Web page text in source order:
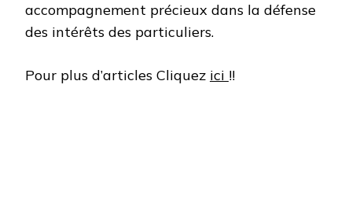
accompagnement précieux dans la défense
des intérêts des particuliers.
Pour plus d’articles Cliquez ici !!